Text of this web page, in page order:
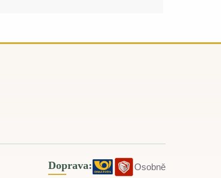
Doprava: Osobně